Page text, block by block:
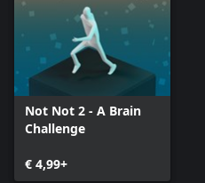
Not Not 2 - A Brain
Challenge
€ 4,99+